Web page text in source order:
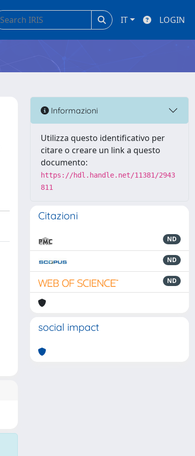
IT LOGIN
Informazioni
Utilizza questo identificativo per
citare o creare un link a questo
documento:
https://hdl.handle.net/11381/2943
811
Citazioni
ND
ND
ND
social impact